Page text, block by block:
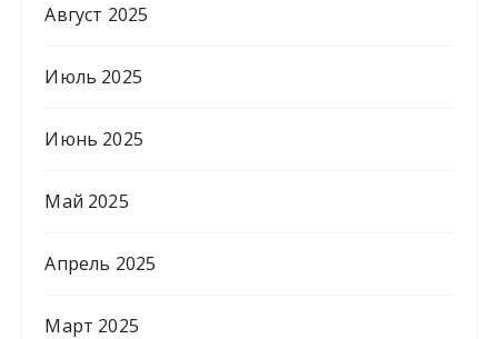
Август 2025
Июль 2025
Июнь 2025
Май 2025
Апрель 2025
Март 2025